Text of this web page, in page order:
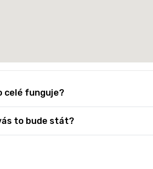
celé funguje?
to bude stát?